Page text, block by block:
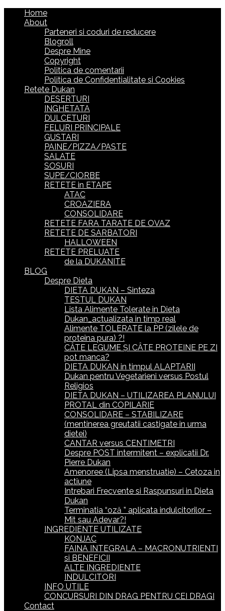
Home
About
Parteneri si coduri de reducere
Blogroll
Despre Mine
Copyright
Politica de comentarii
Politica de Confidentialitate si Cookies
Retete Dukan
DESERTURI
INGHETATA
DULCETURI
FELURI PRINCIPALE
GUSTARI
PAINE/PIZZA/PASTE
SALATE
SOSURI
SUPE/CIORBE
RETETE in ETAPE
ATAC
CROAZIERA
CONSOLIDARE
RETETE FARA TARATE DE OVAZ
RETETE DE SARBATORI
HALLOWEEN
RETETE PRELUATE
de la DUKANITE
BLOG
Despre Dieta
DIETA DUKAN – Sinteza
TESTUL DUKAN
Lista Alimente Tolerate in Dieta
Dukan_actualizata in timp real
Alimente TOLERATE la PP (zilele de
proteina pura) ?!
CÂTE LEGUME ȘI CÂTE PROTEINE PE ZI
pot manca?
DIETA DUKAN in timpul ALAPTARII
Dukan pentru Vegetarieni versus Postul
Religios
DIETA DUKAN – UTILIZAREA PLANULUI
PROTAL din COPILARIE
CONSOLIDARE – STABILIZARE
(mentinerea greutatii castigate in urma
dietei)
CANTAR versus CENTIMETRI
Despre POST intermitent – explicatii Dr.
Pierre Dukan
Amenoree (Lipsa menstruatie) – Cetoza in
actiune
Intrebari Frecvente si Raspunsuri in Dieta
Dukan
Terminatia “oză ” aplicata indulcitorilor –
Mit sau Adevar?!
INGREDIENTE UTILIZATE
KONJAC
FAINA INTEGRALA – MACRONUTRIENTI
si BENEFICII
ALTE INGREDIENTE
INDULCITORI
INFO UTILE
CONCURSURI DIN DRAG PENTRU CEI DRAGI
Contact